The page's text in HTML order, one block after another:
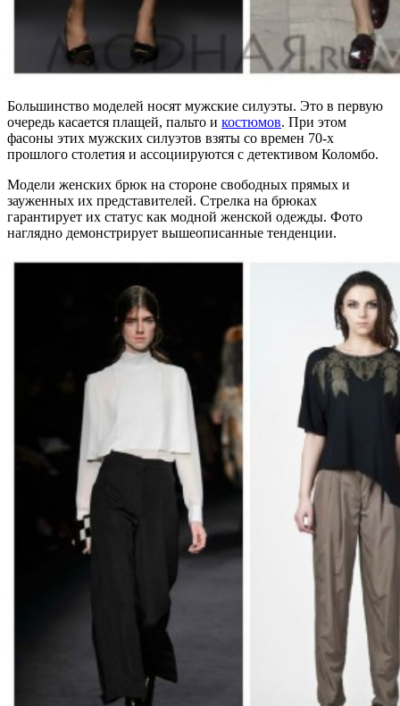
Большинство моделей носят мужские силуэты. Это в первую
очередь касается плащей, пальто и костюмов. При этом
фасоны этих мужских силуэтов взяты со времен 70-х
прошлого столетия и ассоциируются с детективом Коломбо.
Модели женских брюк на стороне свободных прямых и
зауженных их представителей. Стрелка на брюках
гарантирует их статус как модной женской одежды. Фото
наглядно демонстрирует вышеописанные тенденции.